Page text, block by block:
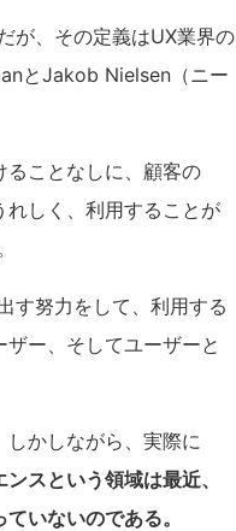
が、その定義はUX業界の
とJakob Nielsen（ニー
ことなしに、顧客の
しく、利用することが
す努力をして、利用する
ー、そしてユーザーと
かしながら、実際に
スという領域は最近、
いないのである。